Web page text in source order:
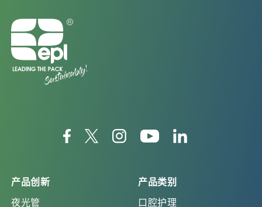
产品创新
夜光管
产品类别
口腔护理